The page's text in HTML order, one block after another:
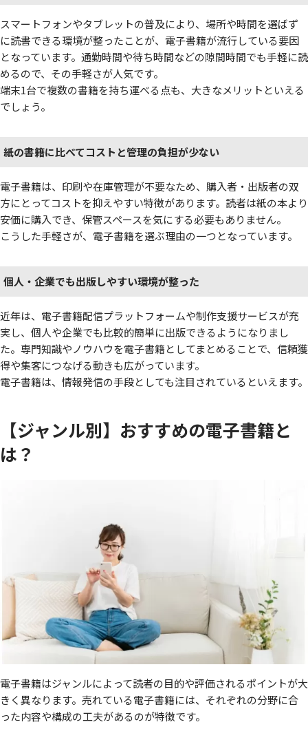
スマートフォンやタブレットの普及により、場所や時間を選ばず
に読書できる環境が整ったことが、電子書籍が流行している要因
となっています。通勤時間や待ち時間などの隙間時間でも手軽に読
めるので、その手軽さが人気です。
端末1台で複数の書籍を持ち運べる点も、大きなメリットといえる
でしょう。
紙の書籍に比べてコストと管理の負担が少ない
電子書籍は、印刷や在庫管理が不要なため、購入者・出版者の双
方にとってコストを抑えやすい特徴があります。読者は紙の本より
安価に購入でき、保管スペースを気にする必要もありません。
こうした手軽さが、電子書籍を選ぶ理由の一つとなっています。
個人・企業でも出版しやすい環境が整った
近年は、電子書籍配信プラットフォームや制作支援サービスが充
実し、個人や企業でも比較的簡単に出版できるようになりまし
た。専門知識やノウハウを電子書籍としてまとめることで、信頼獲
得や集客につなげる動きも広がっています。
電子書籍は、情報発信の手段としても注目されているといえます。
【ジャンル別】おすすめの電子書籍と
は？
電子書籍はジャンルによって読者の目的や評価されるポイントが大
きく異なります。売れている電子書籍には、それぞれの分野に合
った内容や構成の工夫があるのが特徴です。